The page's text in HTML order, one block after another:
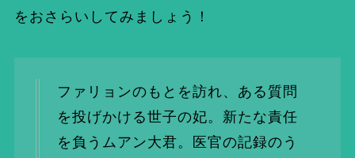
をおさらいしてみましょう！
ファリョンのもとを訪れ、ある質問
を投げかける世子の妃。新たな責任
を負うムアン大君。医官の記録のう